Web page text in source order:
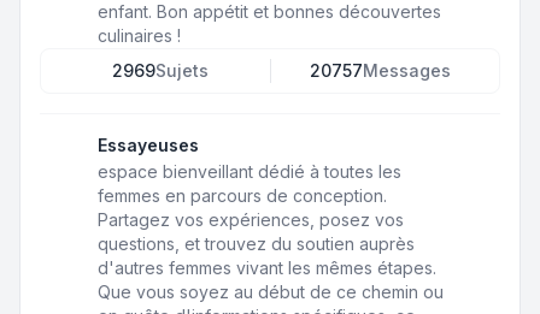
enfant. Bon appétit et bonnes découvertes
culinaires !
2969Sujets 20757Messages
Essayeuses
espace bienveillant dédié à toutes les
femmes en parcours de conception.
Partagez vos expériences, posez vos
questions, et trouvez du soutien auprès
d'autres femmes vivant les mêmes étapes.
Que vous soyez au début de ce chemin ou